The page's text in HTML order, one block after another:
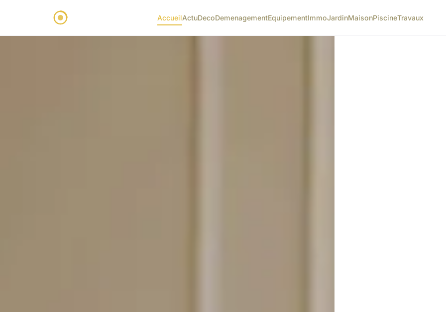
AccueilActuDecoDemenagementEquipementImmoJardinMaisonPiscineTravaux